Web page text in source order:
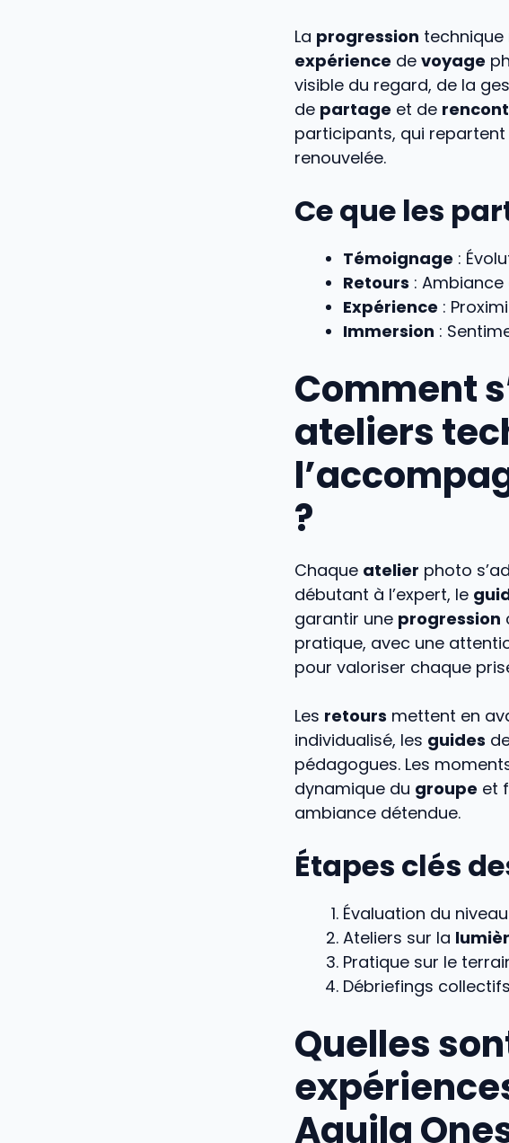
La progression
expérience de voyage
visible du regard, de la
de partage et de
participants, qui
renouvelée.
Ce que les
Témoignage :
Retours :
Expérience :
Immersion :
Comment
ateliers
?
Chaque atelier photo
débutant à l’expert, le
garantir une progression
pratique, avec une
pour valoriser chaque
Les retours mettent en
individualisé, les guides
pédagogues. Les
dynamique du groupe et
ambiance détendue.
Étapes clés
Évaluation du
Ateliers sur la
Pratique sur le
Débriefings
Quelles
Aguila